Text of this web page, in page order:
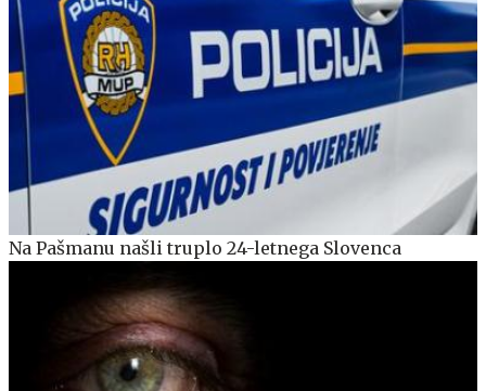
Na Pašmanu našli truplo 24-letnega Slovenca